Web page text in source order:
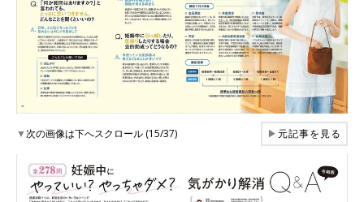
▼次の画像は下へスクロール (15/37) ▶元記事を見る